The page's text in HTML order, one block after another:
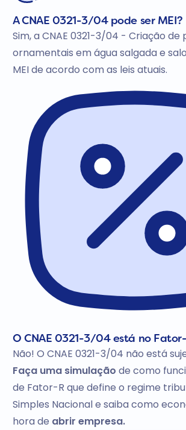
A CNAE 0321-3/04 pode ser MEI?
Sim, a CNAE 0321-3/04 - Criação de
ornamentais em água salgada e
MEI de acordo com as leis atuais.
O CNAE 0321-3/04 está no
Não! O CNAE 0321-3/04 não está
Faça uma simulação de como
de Fator-R que define o regime
Simples Nacional e saiba como
hora de abrir empresa.